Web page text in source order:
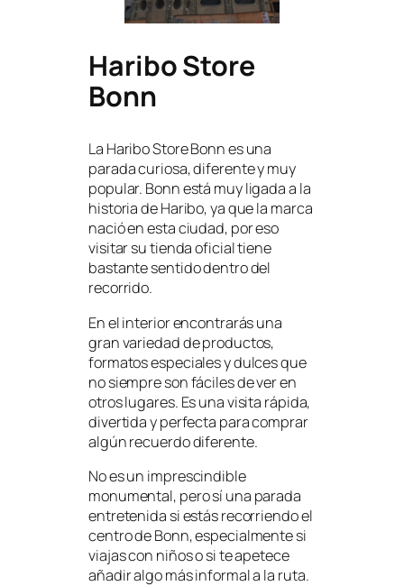
Haribo Store
Bonn
La Haribo Store Bonn es una
parada curiosa, diferente y muy
popular. Bonn está muy ligada a la
historia de Haribo, ya que la marca
nació en esta ciudad, por eso
visitar su tienda oficial tiene
bastante sentido dentro del
recorrido.
En el interior encontrarás una
gran variedad de productos,
formatos especiales y dulces que
no siempre son fáciles de ver en
otros lugares. Es una visita rápida,
divertida y perfecta para comprar
algún recuerdo diferente.
No es un imprescindible
monumental, pero sí una parada
entretenida si estás recorriendo el
centro de Bonn, especialmente si
viajas con niños o si te apetece
añadir algo más informal a la ruta.